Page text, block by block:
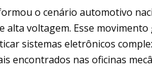
o cenário automotivo
voltagem. Esse
sistemas eletrônicos
encontrados nas oficinas